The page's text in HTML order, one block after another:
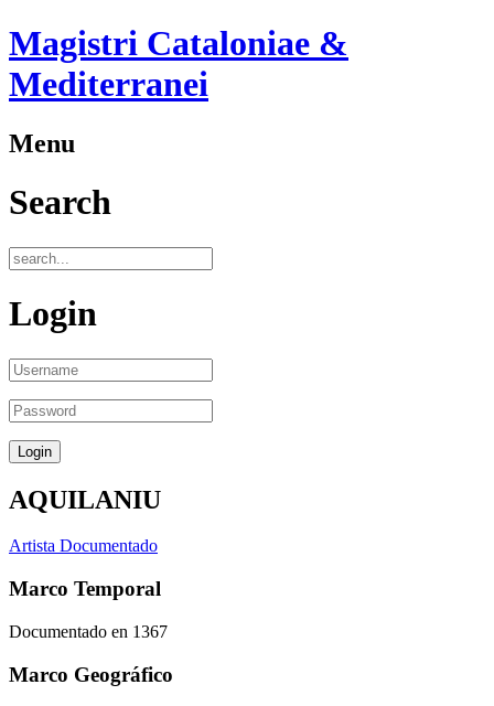
Magistri Cataloniae &
Mediterranei
Menu
Search
Login
AQUILANIU
Artista Documentado
Marco Temporal
Documentado en 1367
Marco Geográfico